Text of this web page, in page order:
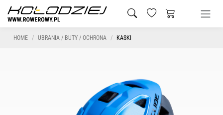
HOME UBRANIA / BUTY / OCHRONA KASKI